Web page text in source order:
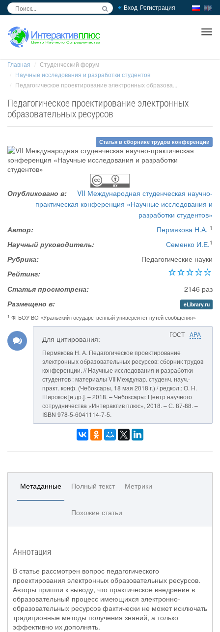
Вход Регистрация
Главная
Студенческий форум
Научные исследования и разработки студентов
Педагогическое проектирование электронных образова...
Педагогическое проектирование электронных
образовательных ресурсов
Статья в сборнике трудов конференции
Опубликовано в:
VII Международная студенческая научно-
практическая конференция «Научные исследования и
разработки студентов»
Автор:
Пермякова Н.А. 1
Научный руководитель: Семенко И.Е.1
Рубрика:
Педагогические науки
Рейтинг:
Статья просмотрена:
2146 раз
Размещено в:
eLibrary.ru
1 ФГБОУ ВО «Уральский государственный университет путей сообщения»
ГОСТ APA
Для цитирования:
Пермякова Н. А. Педагогическое проектирование
электронных образовательных ресурсов: сборник трудов
конференции. // Научные исследования и разработки
студентов : материалы VII Междунар. студенч. науч.-
практ. конф. (Чебоксары, 18 мая 2018 г.) / редкол.: О. Н.
Широков [и др.]. – 2018. – Чебоксары: Центр научного
сотрудничества «Интерактив плюс», 2018. – С. 87-88. –
ISBN 978-5-6041114-7-5.
Метаданные Полный текст Метрики
Похожие статьи
Аннотация
В статье рассмотрен вопрос педагогического
проектирования электронных образовательных ресурсов.
Авторы пришли к выводу, что практическое внедрение в
образовательный процесс имеющихся электронно-
образовательных ресурсов фактически не может исключать
традиционные методы получения знаний, а только
эффективно их дополнять.